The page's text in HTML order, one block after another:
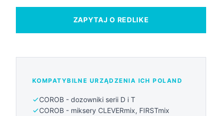
ZAPYTAJ O REDLIKE
KOMPATYBILNE URZĄDZENIA ICH POLAND
COROB - dozowniki serii D i T
COROB - miksery CLEVERmix, FIRSTmix